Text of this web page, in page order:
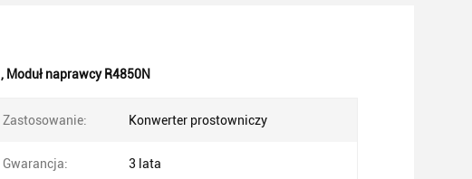
, Moduł naprawcy R4850N
Zastosowanie: Konwerter prostowniczy
Gwarancja: 3 lata